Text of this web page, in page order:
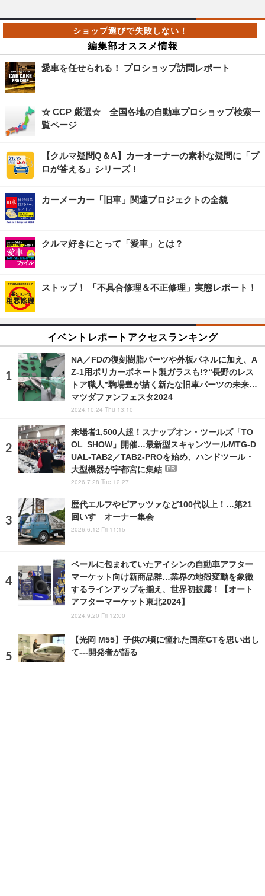
編集部オススメ情報
愛車を任せられる！ プロショップ訪問レポート
☆ CCP 厳選☆ 全国各地の自動車プロショップ検索一
覧ページ
【クルマ疑問Q＆A】カーオーナーの素朴な疑問に「プ
ロが答える」シリーズ！
カーメーカー「旧車」関連プロジェクトの全貌
クルマ好きにとって「愛車」とは？
ストップ！ 「不具合修理＆不正修理」実態レポート！
イベントレポートアクセスランキング
NA／FDの復刻樹脂パーツや外板パネルに加え、A
Z-1用ポリカーボネート製ガラスも!?“長野のレス
トア職人”駒場豊が描く新たな旧車パーツの未来…
マツダファンフェスタ2024
2024.10.24 Thu 13:10
来場者1,500人超！スナップオン・ツールズ「TO
OL SHOW」開催…最新型スキャンツールMTG-D
UAL-TAB2／TAB2-PROを始め、ハンドツール・
大型機器が宇都宮に集結
PR
2026.7.28 Tue 12:27
歴代エルフやピアッツァなど100代以上！…第21
回いすゞオーナー集会
2026.6.12 Fri 11:15
ベールに包まれていたアイシンの自動車アフター
マーケット向け新商品群…業界の地殻変動を象徴
するラインアップを揃え、世界初披露！【オート
アフターマーケット東北2024】
2024.9.20 Fri 12:00
【光岡 M55】子供の頃に憧れた国産GTを思い出し
て---開発者が語る